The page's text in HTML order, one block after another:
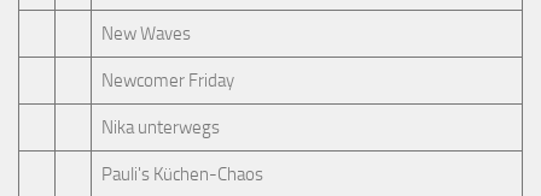
New Waves
Newcomer Friday
Nika unterwegs
Pauli's Küchen-Chaos